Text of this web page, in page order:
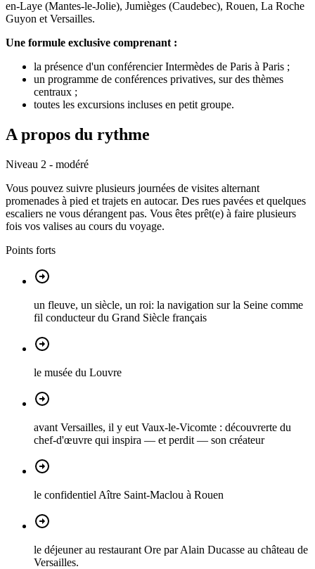
en-Laye (Mantes-le-Jolie), Jumièges (Caudebec), Rouen, La Roche
Guyon et Versailles.
Une formule exclusive comprenant :
la présence d'un conférencier Intermèdes de Paris à Paris ;
un programme de conférences privatives, sur des thèmes
centraux ;
toutes les excursions incluses en petit groupe.
A propos du rythme
Niveau 2 - modéré
Vous pouvez suivre plusieurs journées de visites alternant
promenades à pied et trajets en autocar. Des rues pavées et quelques
escaliers ne vous dérangent pas. Vous êtes prêt(e) à faire plusieurs
fois vos valises au cours du voyage.
Points forts
un fleuve, un siècle, un roi: la navigation sur la Seine comme
fil conducteur du Grand Siècle français
le musée du Louvre
avant Versailles, il y eut Vaux-le-Vicomte : découvrerte du
chef-d'œuvre qui inspira — et perdit — son créateur
le confidentiel Aître Saint-Maclou à Rouen
le déjeuner au restaurant Ore par Alain Ducasse au château de
Versailles.